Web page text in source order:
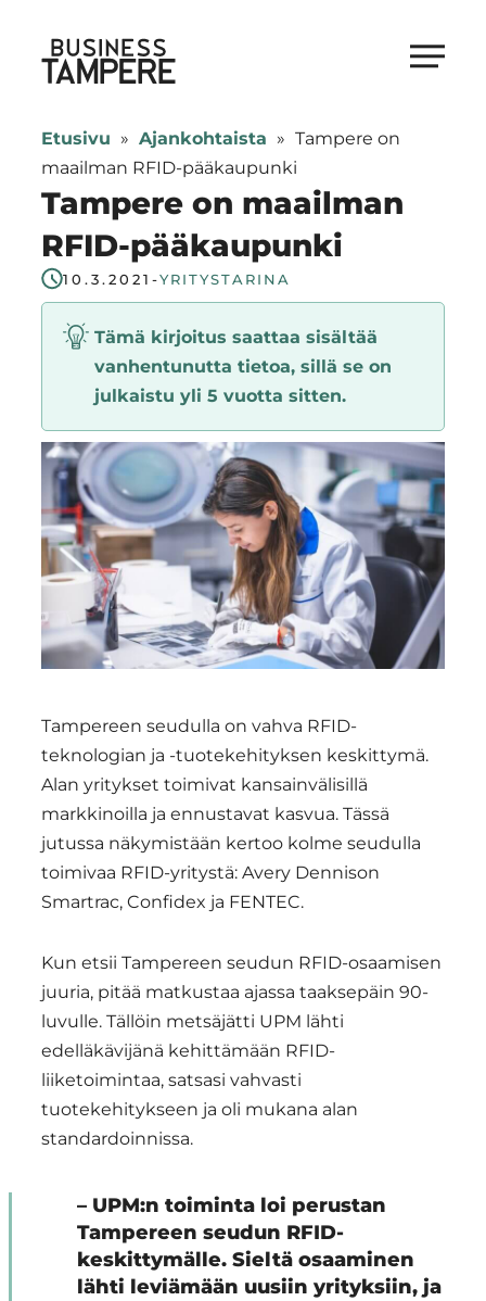
suoraan
sisältöön
Business Tampere
Tampere
supports
talents,
investors
and
entrepreneurs
in
making
smooth
start
in
Tampere
Region
Etusivu » Ajankohtaista » Tampere on
maailman RFID-pääkaupunki
Tampere on maailman
RFID-pääkaupunki
10.3.2021 -YRITYSTARINA
Tämä kirjoitus saattaa sisältää
vanhentunutta tietoa, sillä se on
julkaistu yli 5 vuotta sitten.
Tampereen seudulla on vahva RFID-
teknologian ja -tuotekehityksen keskittymä.
Alan yritykset toimivat kansainvälisillä
markkinoilla ja ennustavat kasvua. Tässä
jutussa näkymistään kertoo kolme seudulla
toimivaa RFID-yritystä: Avery Dennison
Smartrac, Confidex ja FENTEC.
Kun etsii Tampereen seudun RFID-osaamisen
juuria, pitää matkustaa ajassa taaksepäin 90-
luvulle. Tällöin metsäjätti UPM lähti
edelläkävijänä kehittämään RFID-
liiketoimintaa, satsasi vahvasti
tuotekehitykseen ja oli mukana alan
standardoinnissa.
– UPM:n toiminta loi perustan
Tampereen seudun RFID-
keskittymälle. Sieltä osaaminen
lähti leviämään uusiin yrityksiin, ja